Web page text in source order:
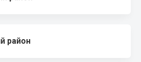
район